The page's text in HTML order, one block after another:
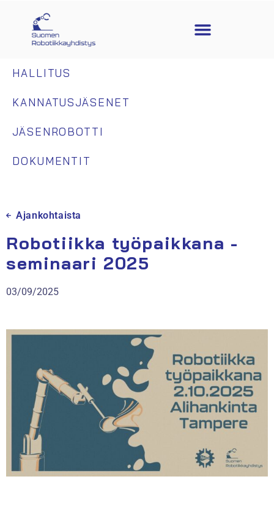
HALLITUS
KANNATUSJÄSENET
JÄSENROBOTTI
DOKUMENTIT
Ajankohtaista
Robotiikka työpaikkana -
seminaari 2025
03/09/2025